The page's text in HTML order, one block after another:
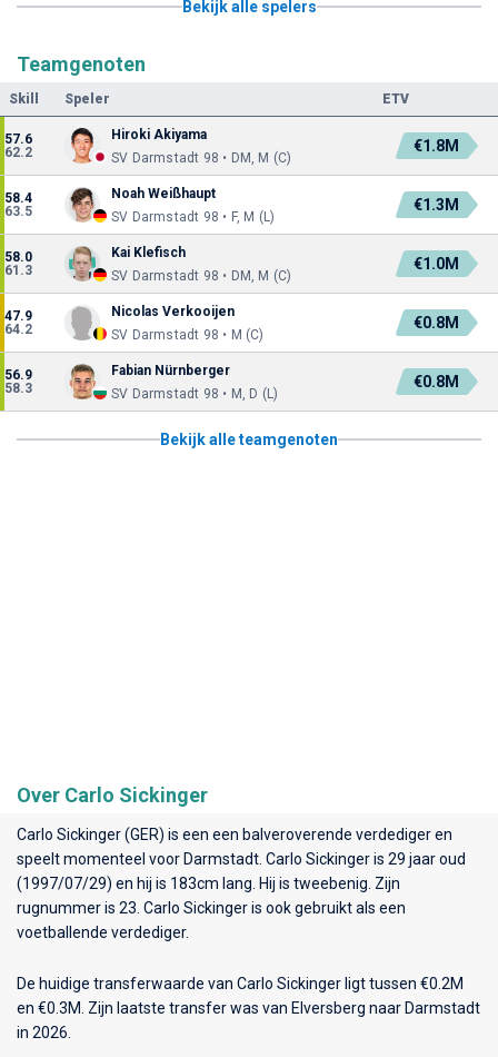
Bekijk alle spelers
Teamgenoten
Skill Speler ETV
57.6
62.2
Hiroki Akiyama
SV Darmstadt 98 • DM, M (C)
€1.8M
58.4
63.5
Noah Weißhaupt
SV Darmstadt 98 • F, M (L)
€1.3M
58.0
61.3
Kai Klefisch
SV Darmstadt 98 • DM, M (C)
€1.0M
47.9
64.2
Nicolas Verkooijen
SV Darmstadt 98 • M (C)
€0.8M
56.9
58.3
Fabian Nürnberger
SV Darmstadt 98 • M, D (L)
€0.8M
Bekijk alle teamgenoten
Over Carlo Sickinger
Carlo Sickinger (GER) is een een balveroverende verdediger en
speelt momenteel voor Darmstadt . Carlo Sickinger is 29 jaar oud
(1997/07/29) en hij is 183cm lang. Hij is tweebenig. Zijn
rugnummer is 23. Carlo Sickinger is ook gebruikt als een
voetballende verdediger.
De huidige transferwaarde van Carlo Sickinger ligt tussen €0.2M
en €0.3M. Zijn laatste transfer was van Elversberg naar Darmstadt
in 2026.